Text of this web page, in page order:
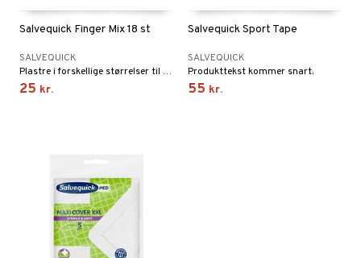
Salvequick Finger Mix 18 st
SALVEQUICK
Plastre i forskellige størrelser til fingrene.
25 kr.
Salvequick Sport Tape
SALVEQUICK
Produkttekst kommer snart.
55 kr.